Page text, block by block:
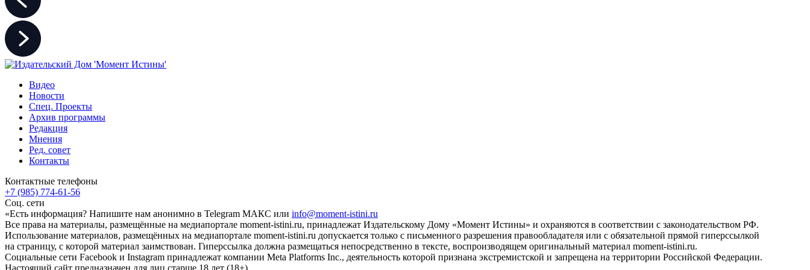
Видео
Новости
Спец. Проекты
Архив программы
Редакция
Мнения
Ред. совет
Контакты
Контактные телефоны
+7 (985) 774-61-56
Соц. сети
«Есть информация? Напишите нам анонимно в Telegram МАКС или info@moment-istini.ru
Все права на материалы, размещённые на медиапортале moment-istini.ru, принадлежат Издательскому Дому «Момент Истины» и охраняются в соответствии с законодательством РФ.
Использование материалов, размещённых на медиапортале moment-istini.ru допускается только с письменного разрешения правообладателя или с обязательной прямой гиперссылкой
на страницу, с которой материал заимствован. Гиперссылка должна размещаться непосредственно в тексте, воспроизводящем оригинальный материал moment-istini.ru.
Социальные сети Facebook и Instagram принадлежат компании Meta Platforms Inc., деятельность которой признана экстремистской и запрещена на территории Российской Федерации.
Настоящий сайт предназначен для лиц старше 18 лет (18+).